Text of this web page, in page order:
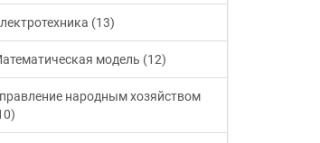
(13)
модель (12)
народным хозяйством